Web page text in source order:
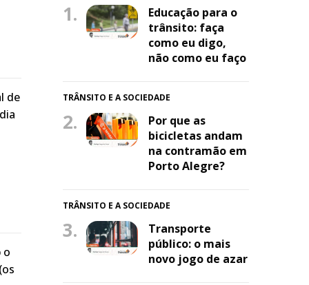
de
o
1.
Educação para o
trânsito: faça
como eu digo,
não como eu faço
TRÂNSITO E A SOCIEDADE
2.
Por que as
bicicletas andam
na contramão em
Porto Alegre?
TRÂNSITO E A SOCIEDADE
3.
Transporte
público: o mais
novo jogo de azar